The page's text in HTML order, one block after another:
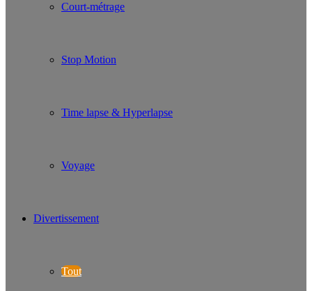
Court-métrage
Stop Motion
Time lapse & Hyperlapse
Voyage
Divertissement
Tout